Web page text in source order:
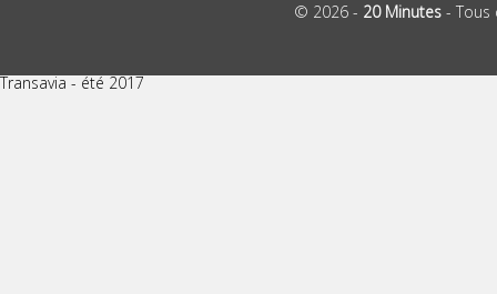
© 2026 - 20 Minutes -
Transavia - été 2017